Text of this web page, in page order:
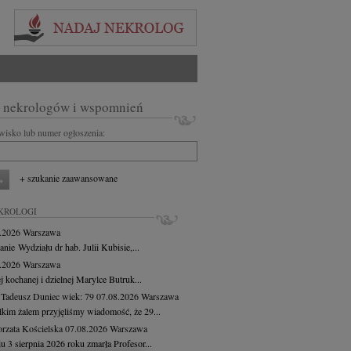
nekrologów i wspomnień
lub numer ogłoszenia:
+ szukanie zaawansowane
Warszawa
Wydziału dr hab. Julii Kubisie,...
Warszawa
kochanej i dzielnej Marylce Butruk...
Duniecwiek: 7907.08.2026Warszawa
żalem przyjęliśmy wiadomość, że 29...
Kościelska07.08.2026Warszawa
3 sierpnia 2026 roku zmarła Profesor...